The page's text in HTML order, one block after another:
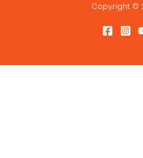
Copyright ©